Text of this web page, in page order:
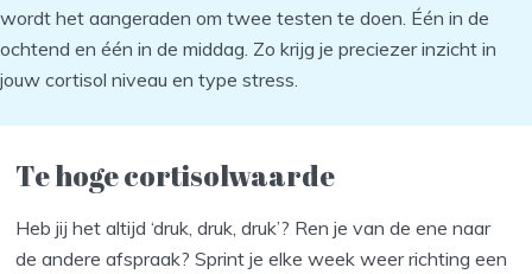
wordt het aangeraden om twee testen te doen. Één in de
ochtend en één in de middag. Zo krijg je preciezer inzicht in
jouw cortisol niveau en type stress.
Te hoge cortisolwaarde
Heb jij het altijd ‘druk, druk, druk’? Ren je van de ene naar
de andere afspraak? Sprint je elke week weer richting een